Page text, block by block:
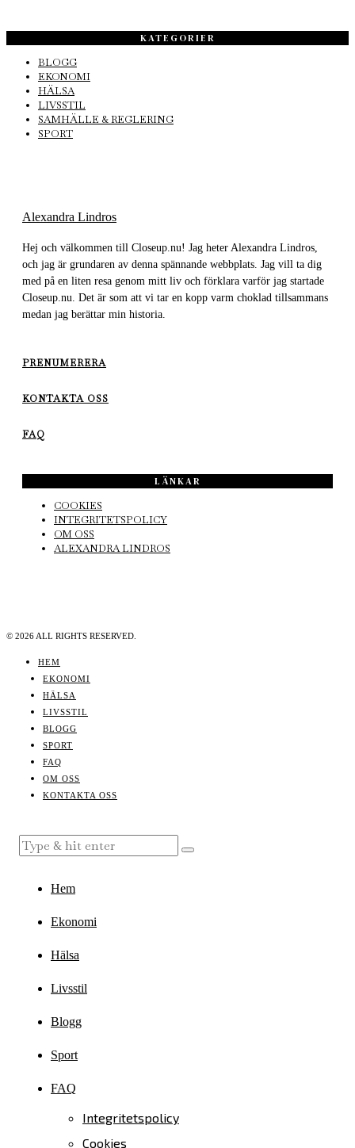
KATEGORIER
BLOGG
EKONOMI
HÄLSA
LIVSSTIL
SAMHÄLLE & REGLERING
SPORT
Alexandra Lindros
Hej och välkommen till Closeup.nu! Jag heter Alexandra Lindros,
och jag är grundaren av denna spännande webbplats. Jag vill ta dig
med på en liten resa genom mitt liv och förklara varför jag startade
Closeup.nu. Det är som att vi tar en kopp varm choklad tillsammans
medan jag berättar min historia.
PRENUMERERA
KONTAKTA OSS
FAQ
LÄNKAR
COOKIES
INTEGRITETSPOLICY
OM OSS
ALEXANDRA LINDROS
© 2026ALL RIGHTS RESERVED.
HEM
EKONOMI
HÄLSA
LIVSSTIL
BLOGG
SPORT
FAQ
OM OSS
KONTAKTA OSS
Hem
Ekonomi
Hälsa
Livsstil
Blogg
Sport
FAQ
Integritetspolicy
Cookies